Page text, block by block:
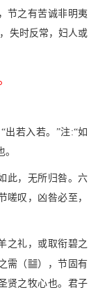
节之有苦诚非明夷
失时反常，妇人或
出若入若。”注:“如
此，无所归咎。六
嗟叹，凶咎必至，
之礼，或取衔碧之
需（t），节固有
贤之牧心也。君子